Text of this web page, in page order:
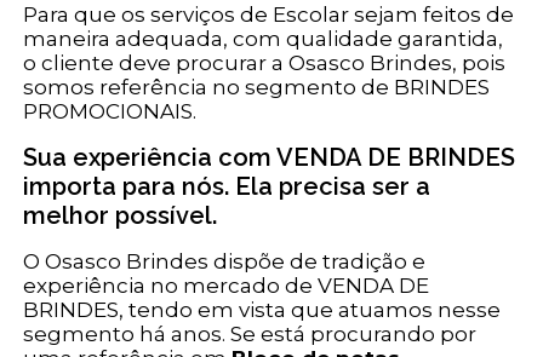
Para que os serviços de Escolar sejam feitos de
maneira adequada, com qualidade garantida,
o cliente deve procurar a Osasco Brindes, pois
somos referência no segmento de BRINDES
PROMOCIONAIS.
Sua experiência com VENDA DE BRINDES
importa para nós. Ela precisa ser a
melhor possível.
O Osasco Brindes dispõe de tradição e
experiência no mercado de VENDA DE
BRINDES, tendo em vista que atuamos nesse
segmento há anos. Se está procurando por